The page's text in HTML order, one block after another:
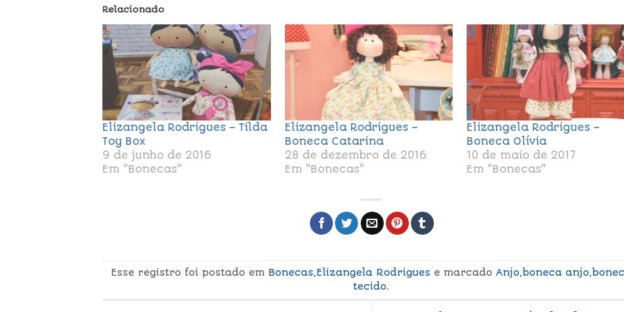
Relacionado
Elizangela Rodrigues – Tilda
Toy Box
9 de junho de 2016
Em "Bonecas"
Elizangela Rodrigues –
Boneca Catarina
28 de dezembro de 2016
Em "Bonecas"
Elizangela Rodrigues –
Boneca Olívia
10 de maio de 2017
Em "Bonecas"
Esse registro foi postado em Bonecas,Elizangela Rodrigues e marcadoAnjo,boneca anjo,
tecido.